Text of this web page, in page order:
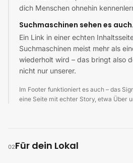
dich Menschen ohnehin
Suchmaschinen sehen es auch.
Ein Link in einer echten
Suchmaschinen meist mehr als
wiederholt wird – das bringt also
nicht nur unserer.
Im Footer funktioniert es auch – das
eine Seite mit echter Story, etwa Über
02Für dein Lokal